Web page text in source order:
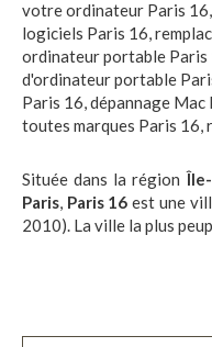
votre ordinateur Paris 16,
logiciels Paris 16,
ordinateur portable Paris
d'ordinateur portable
Paris 16,dépannage Mac
toutes marques Paris 16,
Située dans la région
Paris, Paris 16 est une
2010). La ville la plus